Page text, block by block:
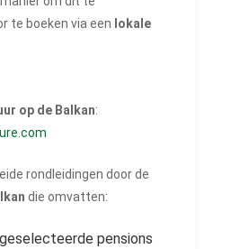
te boeken via een lokale
op de Balkan:
rondleidingen door de
die omvatten:
pensions